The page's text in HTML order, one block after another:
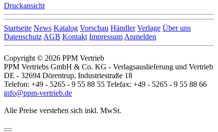
Druckansicht
Startseite News Katalog Vorschau Händler Verlage Über uns
DatenschutzAGB Kontakt ImpressumAnmelden
Copyright © 2026 PPM Vertrieb
PPM Vertriebs GmbH & Co. KG - Verlagsauslieferung und Vertrieb
DE - 32694 Dörentrup, Industriestraße 18
Telefon: +49 - 5265 - 9 55 88 55 Telefax: +49 - 5265 - 9 55 88 66
info@ppm-vertrieb.de
Alle Preise verstehen sich inkl. MwSt.